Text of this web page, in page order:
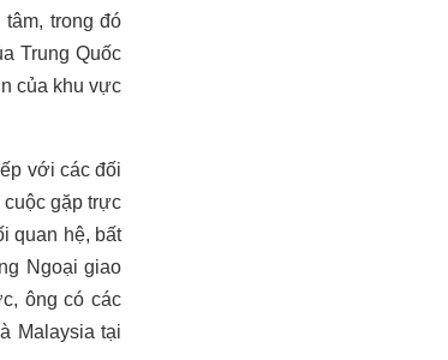
trong đó
Trung Quốc
của khu vực
với các đối
gặp trực
quan hệ, bất
Ngoại giao
ông có các
Malaysia tại